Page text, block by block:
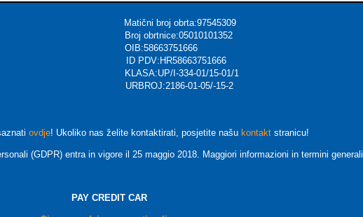
broj obrta:97545309
obrtnice:05010101352
ID PDV:HR58663751666
I-334-01/15-01/1
URBROJ:2186-01-05/-15-2
ovdje! Ukoliko nas želite kontaktirati, posjetite našu kontakt stranicu!
(GDPR) entra in vigore il 25 maggio 2018. Maggiori informazioni in termini generali
PAY CREDIT CAR